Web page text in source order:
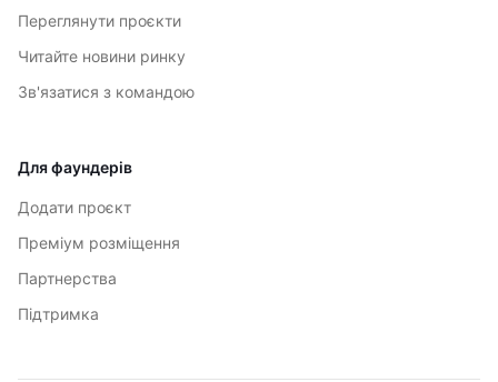
Переглянути проєкти
Читайте новини ринку
Зв'язатися з командою
Для фаундерів
Додати проєкт
Преміум розміщення
Партнерства
Підтримка